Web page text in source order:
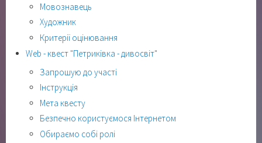
Мовознавець
Художник
Критерії оцінювання
Web - квест "Петриківка - дивосвіт"
Запрошую до участі
Інструкція
Мета квесту
Безпечно користуємося Інтернетом
Обираємо собі ролі